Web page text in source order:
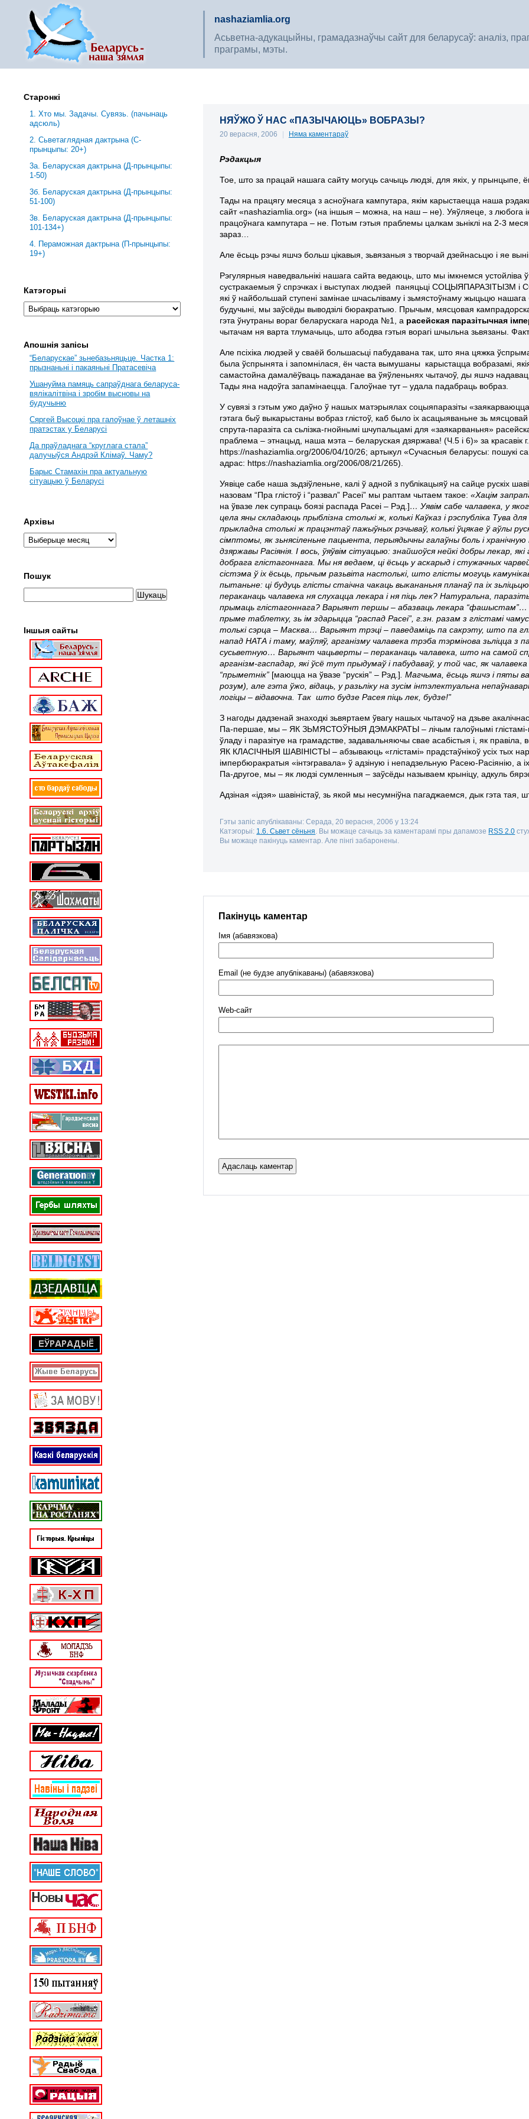
nashaziamlia.org
Асьветна-адукацыйны, грамадазнаўчы сайт для беларусаў: аналіз,
праграмы, мэты.
НЯЎЖО Ў НАС «ПАЗЫЧАЮЦЬ» ВОБРАЗЫ?
20 верасня, 2006 | Няма каментараў
Рэдакцыя
Тое, што за працай нашага сайту могуць сачыць людзі, для якіх, у прынцыпе,
Тады на працягу месяца з асноўнага кампутара, якім карыстаецца наша
сайт «nashaziamlia.org» (на іншыя – можна, на наш – не). Уяўляеце, з любога
працоўнага кампутара – не. Потым гэтыя праблемы цалкам зьніклі на 2-3
зараз…
Але ёсьць рэчы яшчэ больш цікавыя, зьвязаныя з творчай дзейнасьцю і яе
Рэгулярныя наведвальнікі нашага сайта ведаюць, што мы імкнемся
сустракаемыя ў спрэчках і выступах людзей паняцьці СОЦЫЯПАРАЗІТЫЗМ
які ў найбольшай ступені замінае шчасьліваму і зьмястоўнаму жыцьцю
будучыні, мы заўсёды выводзілі бюракратыю. Прычым, мясцовая
гэта ўнутраны вораг беларускага народа №1, а расейская паразітычная
чытачам ня варта тлумачыць, што абодва гэтыя ворагі шчыльна зьвязаны.
Але псіхіка людзей у сваёй большасьці пабудавана так, што яна цяжка
была ўспрынята і запомнілася, ён часта вымушаны карыстацца вобразамі,
самастойна дамалёўваць пажаданае ва ўяўленьнях чытачоў, ды яшчэ
Тады яна надоўга запамінаецца. Галоўнае тут – удала падабраць вобраз.
У сувязі з гэтым ужо даўно ў нашых матэрыялах соцыяпаразіты
гэтага быў выкарыстаны вобраз глістоў, каб было іх асацыяваньне зь
спрута-паразіта са сьлізка-гнойнымі шчупальцамі для «заякарваньня»
праблема – этнацыд, наша мэта – беларуская дзяржава! (Ч.5 і 6)» за
https://nashaziamlia.org/2006/04/10/26; артыкул «Сучасныя беларусы: пошукі
адрас: https://nashaziamlia.org/2006/08/21/265).
Уявіце сабе наша зьдзіўленьне, калі ў адной з публікацыяў на сайце рускіх
назовам “Пра глістоў і “развал” Расеі” мы раптам чытаем такое:«Хацім
на ўвазе лек супраць боязі распада Расеі – Рэд.]… Уявім сабе чалавека, у
цела яны складаюць прыблізна столькі ж, колькі Каўказ і рэспубліка Тува
прыкладна столькі ж працэнтаў пажыўных рэчываў, колькі ўцякае ў аўлы
сімптомы, як зьнясіленьне пацыента, перыядычны галаўны боль і
дзяржавы Расіянія. І вось, ўяўвім сітуацыю: знайшоўся нейкі добры лекар,
добрага глістагоннага. Мы ня ведаем, ці ёсьць у аскарыд і стужачных
сістэма ў іх ёсьць, прычым разьвіта настолькі, што глісты могуць
пытаньне: ці будуць глісты стаічна чакаць выкананьня планаў па іх
пераканаць чалавека ня слухацца лекара і ня піць лек? Натуральна,
прымаць глістагоннага? Варыянт першы – абазваць лекара
прыме таблетку, зь ім здарыцца “распад Расеі”, г.зн. разам з глістамі
толькі сэрца – Масква… Варыянт трэці – паведаміць па сакрэту, што па
напад НАТА і таму, маўляў, арганізму чалавека трэба тэрмінова зьліцца з
сусьветную… Варыянт чацьверты – пераканаць чалавека, што на самой
арганізм-гаспадар, які ўсё тут прыдумаў і пабудаваў, у той час, як
“прыметнік” [маюцца на ўвазе “рускія” – Рэд.] . Магчыма, ёсьць яшчэ і пяты
розум), але гэта ўжо, відаць, у разьліку на зусім інтэлектуальна
логіцы – відавочна. Так што будзе Расея піць лек, будзе!”
З нагоды дадзенай знаходкі зьвяртаем ўвагу нашых чытачоў на дзьве
Па-першае, мы – ЯК ЗЬМЯСТОЎНЫЯ ДЭМАКРАТЫ – лічым галоўнымі глістамі-
ўладу і паразітуе на грамадстве, задавальняючы свае асабістыя і, як
ЯК КЛАСІЧНЫЯ ШАВІНІСТЫ – абзываюць «глістамі» прадстаўнікоў усіх тых
імпербюракратыя «інтэгравала» ў адзіную і непадзельную Расею-Расіянію, а
Па-другое, мы – як людзі сумленныя – заўсёды называем крыніцу, адкуль
Адзіная «ідэя» шавіністаў, зь якой мы несумніўна пагаджаемся, дык гэта
Гэты запіс апублікаваны: Серада, 20 верасня, 2006 у 13:24
Катэгорыі: 1.6. Сьвет сёньня . Вы можаце сачыць за каментарамі пры дапамозе RSS 2.0
Вы можаце пакінуць каментар. Але пінгі забаронены.
Пакінуць каментар
Імя (абавязкова)
Email (не будзе апублікаваны) (абавязкова)
Web-cайт
Старонкі
1. Хто мы. Задачы. Сувязь. (пачынаць
адсюль)
2. Сьветаглядная дактрына (С-
прынцыпы: 20+)
3a. Беларуская дактрына (Д-прынцыпы:
1-50)
3б. Беларуская дактрына (Д-прынцыпы:
51-100)
3в. Беларуская дактрына (Д-прынцыпы:
101-134+)
4. Пераможная дактрына (П-прынцыпы:
19+)
Катэгорыі
Апошнія запісы
“Беларускае” зьнебазьняцьце. Частка 1:
прызнаньні і пакаяньні Пратасевіча
Ушануйма памяць сапраўднага беларуса-
вялікалітвіна і зробім высновы на
будучыню
Сяргей Высоцкі пра галоўнае ў леташніх
пратэстах у Беларусі
Да праўладнага “круглага стала”
далучыўся Андрэй Клімаў. Чаму?
Барыс Стамахін пра актуальную
сітуацыю ў Беларусі
Архівы
Пошук
Іншыя сайты